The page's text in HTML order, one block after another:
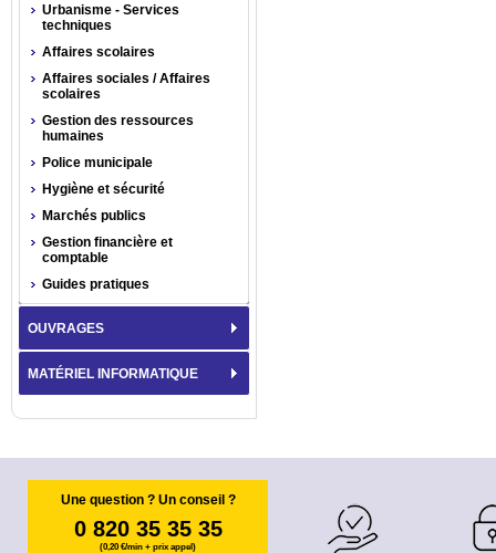
Urbanisme - Services
techniques
Affaires scolaires
Affaires sociales / Affaires
scolaires
Gestion des ressources
humaines
Police municipale
Hygiène et sécurité
Marchés publics
Gestion financière et
comptable
Guides pratiques
OUVRAGES
MATÉRIEL INFORMATIQUE
Une question ? Un conseil ?
0 820 35 35 35
(0,20 €/min + prix appel)